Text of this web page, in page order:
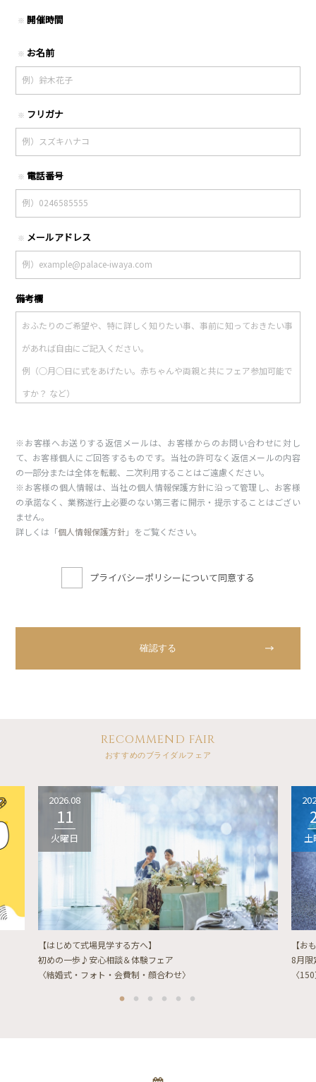
※ 開催時間
※ お名前
※ フリガナ
※ 電話番号
※ メールアドレス
備考欄
※お客様へお送りする返信メールは、お客様からのお問い合わせに対し
て、お客様個人にご回答するものです。当社の許可なく返信メールの内容
の一部分または全体を転載、二次利用することはご遠慮ください。
※お客様の個人情報は、当社の個人情報保護方針に沿って管理し、お客様
の承諾なく、業務遂行上必要のない第三者に開示・提示することはござい
ません。
詳しくは「個人情報保護方針」をご覧ください。
プライバシーポリシーについて同意する
RECOMMEND FAIR
おすすめのブライダルフェア
2026.08
11
火曜日
【はじめて式場見学する方へ】
初めの一歩♪安心相談＆体験フェア
〈結婚式・フォト・会費制・顔合わせ〉
土
【お
8月限
〈